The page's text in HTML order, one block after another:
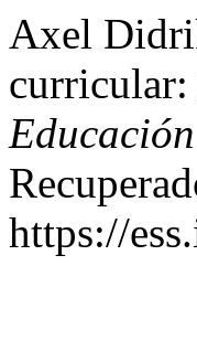
Axel
https://